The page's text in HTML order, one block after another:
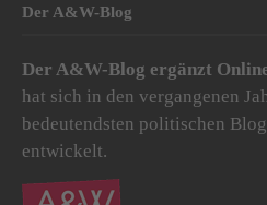
Der A&W-Blog
Der A&W-Blog ergänzt
hat sich in den vergangenen
bedeutendsten politischen
entwickelt.